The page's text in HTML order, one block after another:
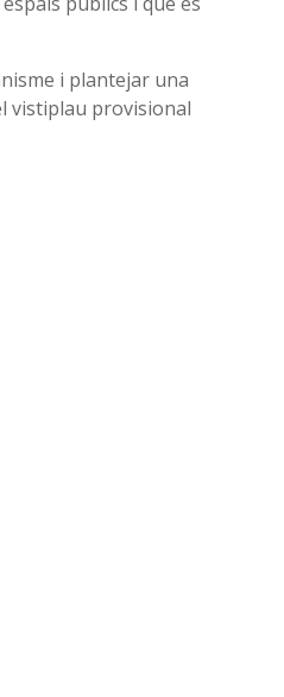
i plantejar una
vistiplau provisional